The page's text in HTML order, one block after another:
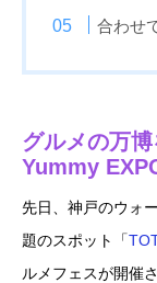
合わせ
グルメの万
Yummy
先日、神戸のウォ
題のスポット「
ルメフェスが開催